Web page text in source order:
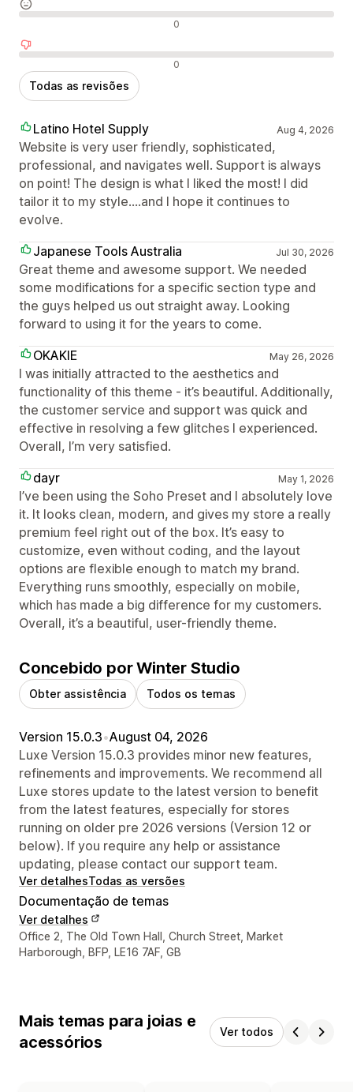
0
0
Todas as revisões
Latino Hotel Supply Aug 4, 2026
Website is very user friendly, sophisticated,
professional, and navigates well. Support is always
on point! The design is what I liked the most! I did
tailor it to my style....and I hope it continues to
evolve.
Japanese Tools Australia
Jul 30, 2026
Great theme and awesome support. We needed
some modifications for a specific section type and
the guys helped us out straight away. Looking
forward to using it for the years to come.
OKAKIE
May 26, 2026
I was initially attracted to the aesthetics and
functionality of this theme - it’s beautiful. Additionally,
the customer service and support was quick and
effective in resolving a few glitches I experienced.
Overall, I’m very satisfied.
dayr
May 1, 2026
I’ve been using the Soho Preset and I absolutely love
it. It looks clean, modern, and gives my store a really
premium feel right out of the box. It’s easy to
customize, even without coding, and the layout
options are flexible enough to match my brand.
Everything runs smoothly, especially on mobile,
which has made a big difference for my customers.
Overall, it’s a beautiful, user-friendly theme.
Concebido por Winter Studio
Obter assistência Todos os temas
Version 15.0.3•August 04, 2026
Luxe Version 15.0.3 provides minor new features,
refinements and improvements. We recommend all
Luxe stores update to the latest version to benefit
from the latest features, especially for stores
running on older pre 2026 versions (Version 12 or
below). If you require any help or assistance
updating, please contact our support team.
Ver detalhesTodas as versões
Documentação de temas
Ver detalhes
Detalhes de contacto do designer
Office 2, The Old Town Hall, Church Street, Market
Harborough, BFP, LE16 7AF, GB
Mais temas para joias e
acessórios
Ver todos